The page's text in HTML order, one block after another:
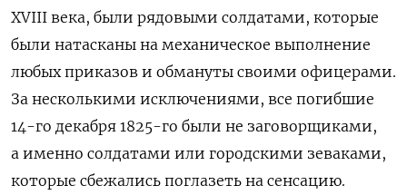
XVIII века, были рядовыми солдатами, которые
были натасканы на механическое выполнение
любых приказов и обмануты своими офицерами.
За несколькими исключениями, все погибшие
14-го декабря 1825-го были не заговорщиками,
а именно солдатами или городскими зеваками,
которые сбежались поглазеть на сенсацию.